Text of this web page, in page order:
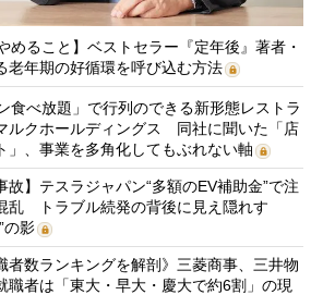
めること】ベストセラー『定年後』著者・
老年期の好循環を呼び込む方法
食べ放題」で行列のできる新形態レストラ
ルクホールディングス 同社に聞いた「店
」、事業を多角化してもぶれない軸
故】テスラジャパン“多額のEV補助金”で注
乱 トラブル続発の背後に見え隠れす
の影
者数ランキングを解剖》三菱商事、三井物
職者は「東大・早大・慶大で約6割」の現